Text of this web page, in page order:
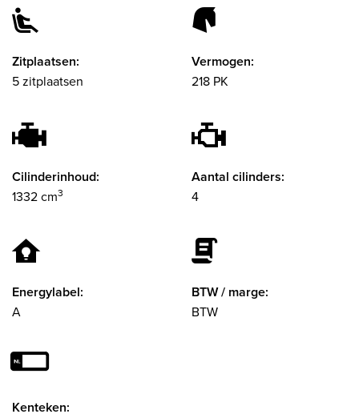
Zitplaatsen:
5 zitplaatsen
Vermogen:
218 PK
Cilinderinhoud:
1332 cm3
Aantal cilinders:
4
Energylabel:
A
BTW / marge:
BTW
Kenteken: